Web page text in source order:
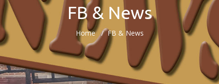
FB & News
Home FB & News